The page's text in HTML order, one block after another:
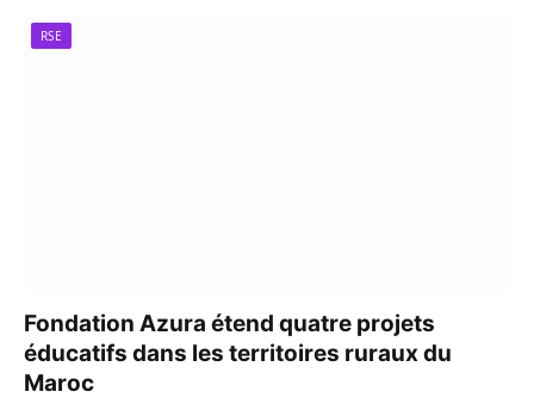
RSE
Fondation Azura étend quatre projets
éducatifs dans les territoires ruraux du
Maroc